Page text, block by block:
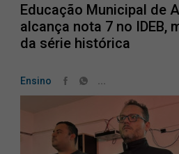
Educação Municipal de
alcança nota 7 no IDEB,
da série histórica
Ensino ...